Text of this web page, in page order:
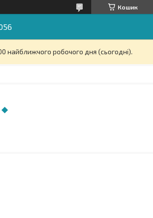
Кошик
найближчого робочого дня (сьогодні).